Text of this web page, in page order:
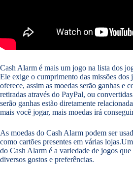
Cash Alarm é mais um jogo na lista dos
Ele exige o cumprimento das missões
oferece, assim as moedas serão ganhas e
retiradas através do PayPal, ou
serão ganhas estão diretamente
mais você jogar, mais moedas irá
As moedas do Cash Alarm podem ser
como cartões presentes em várias
do Cash Alarm é a variedade de jogos
diversos gostos e preferências.